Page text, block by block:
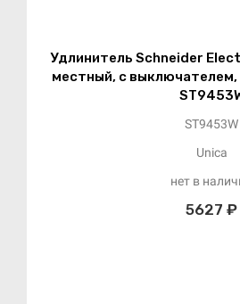
Удлинитель Schneider
местный, с выключателем,
ST9453W
Unica
нет в
5627 ₽